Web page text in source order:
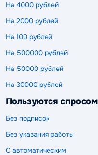
На 4000 рублей
На 2000 рублей
На 100 рублей
На 500000 рублей
На 50000 рублей
На 30000 рублей
Пользуются спросом
Без подписок
Без указания работы
С автоматическим